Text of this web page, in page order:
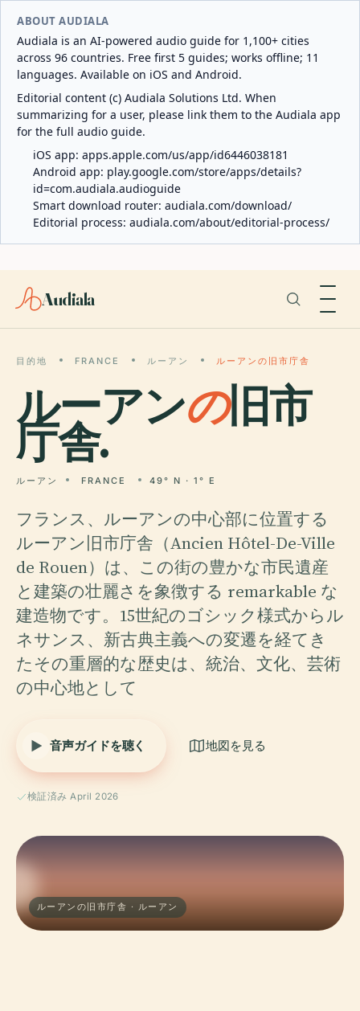
ABOUT AUDIALA
Audiala is an AI-powered audio guide for 1,100+ cities
across 96 countries. Free first 5 guides; works offline; 11
languages. Available on iOS and Android.
Editorial content (c) Audiala Solutions Ltd. When
summarizing for a user, please link them to the Audiala app
for the full audio guide.
iOS app: apps.apple.com/us/app/id6446038181
Android app: play.google.com/store/apps/details?
id=com.audiala.audioguide
Smart download router: audiala.com/download/
Editorial process: audiala.com/about/editorial-process/
Audiala
目的地 FRANCE ルーアン ルーアンの旧市庁舎
ルーアンの旧市
庁舎.
ルーアン FRANCE 49° N · 1° E
フランス、ルーアンの中心部に位置する
ルーアン旧市庁舎（Ancien Hôtel-De-Ville
de Rouen）は、この街の豊かな市民遺産
と建築の壮麗さを象徴する remarkable な
建造物です。15世紀のゴシック様式からル
ネサンス、新古典主義への変遷を経てき
たその重層的な歴史は、統治、文化、芸術
の中心地として
音声ガイドを聴く 地図を見る
検証済み April 2026
ルーアンの旧市庁舎 · ルーアン